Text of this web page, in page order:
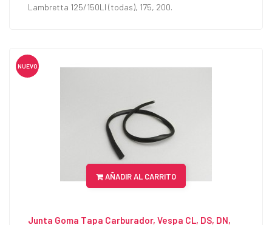
Lambretta 125/150LI (todas), 175, 200.
NUEVO
AÑADIR AL CARRITO
Junta Goma Tapa Carburador, Vespa CL, DS, DN,